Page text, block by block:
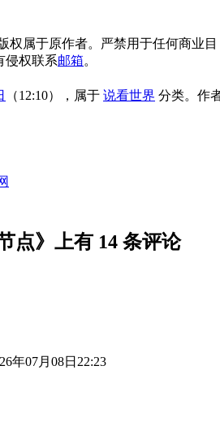
权属于原作者。严禁用于任何商业目
侵权联系邮箱。
（12:10），属于 说看世界 分类。 作
点》上有 14 条评论
年07月08日22:23